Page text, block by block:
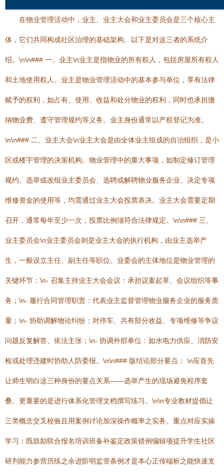
在物业管理活动中，业主、业主大会和业主委员会是三个核心主
体，它们共同构成社区治理的基础架构。以下是对这三者的系统介
绍。\n\n### 一、业主\n业主是指物业的所有权人，包括房屋所有权人
和土地使用权人。业主是物业管理活动中的基本参与单位，享有法律
赋予的权利，如占有、使用、收益和处分物业的权利，同时也承担缴
纳物业费、遵守管理规约等义务。业主身份通常以产权登记为准。
\n\n### 二、业主大会\n业主大会是由全体业主组成的自治组织，是小
区或楼宇管理的决策机构。物业管理中的重大事项，如制定修订管理
规约、选举或改组业主委员会、选聘或解聘物业服务企业、决定专项
维修资金的使用等，均需通过业主大会投票表决。业主大会需要定期
召开，通常每年至少一次，投票比例须符合法律规定。\n\n### 三、
业主委员会\n业主委员会则是业主大会的执行机构，由业主选举产
生，一般设立主任、副主任等职位。业委会的主体地位是物业管理的
关键环节：\n- 召集主持业主大会会议：承担议案起草、会议组织等事
务；\n- 履行合同管理职责：代表业主监督管理物业服务企业的服务质
量；\n- 协助调解物论纠纷：对停车、共有部分收益、专项维修等争议
问题反复解答、依法主张；\n- 协调外部单位：如水电力供应、消防安
检或处理违建时协助人防委报。\n\n### 版结论部分要点： \n应首先
让师生明白这三种身份的要点关系——选举产生的现场避免程序套
叠。更重要的是进行体系化管理文档撰写练习。\n\n专业教材提倡让
三类概念交叉校验且用案例讨论加深操作概率之实务。重点对应实操
学习：既鼓励联合报名培训班备补鉴定政策错例编辑项提升学生社区
研判能力参营历练之余进阶明监管条例才是本心正传端析之能快速支